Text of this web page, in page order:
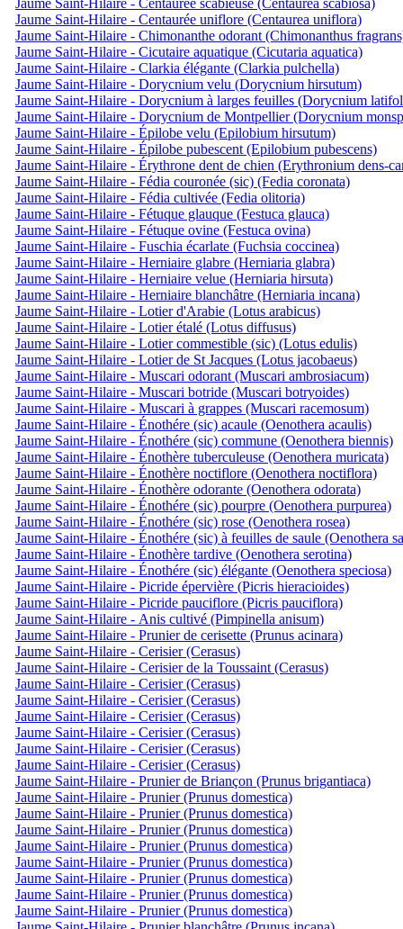
Jaume Saint-Hilaire - Centaurée uniflore (Centaurea uniflora)
Jaume Saint-Hilaire - Chimonanthe odorant (Chimonanthus
Jaume Saint-Hilaire - Cicutaire aquatique (Cicutaria aquatica)
Jaume Saint-Hilaire - Clarkia élégante (Clarkia pulchella)
Jaume Saint-Hilaire - Dorycnium velu (Dorycnium hirsutum)
Jaume Saint-Hilaire - Dorycnium à larges feuilles (Dorycnium
Jaume Saint-Hilaire - Dorycnium de Montpellier (Dorycnium
Jaume Saint-Hilaire - Épilobe velu (Epilobium hirsutum)
Jaume Saint-Hilaire - Épilobe pubescent (Epilobium pubescens)
Jaume Saint-Hilaire - Érythrone dent de chien (Erythronium dens-
Jaume Saint-Hilaire - Fédia couronée (sic) (Fedia coronata)
Jaume Saint-Hilaire - Fédia cultivée (Fedia olitoria)
Jaume Saint-Hilaire - Fétuque glauque (Festuca glauca)
Jaume Saint-Hilaire - Fétuque ovine (Festuca ovina)
Jaume Saint-Hilaire - Fuschia écarlate (Fuchsia coccinea)
Jaume Saint-Hilaire - Herniaire glabre (Herniaria glabra)
Jaume Saint-Hilaire - Herniaire velue (Herniaria hirsuta)
Jaume Saint-Hilaire - Herniaire blanchâtre (Herniaria incana)
Jaume Saint-Hilaire - Lotier d'Arabie (Lotus arabicus)
Jaume Saint-Hilaire - Lotier étalé (Lotus diffusus)
Jaume Saint-Hilaire - Lotier commestible (sic) (Lotus edulis)
Jaume Saint-Hilaire - Lotier de St Jacques (Lotus jacobaeus)
Jaume Saint-Hilaire - Muscari odorant (Muscari ambrosiacum)
Jaume Saint-Hilaire - Muscari botride (Muscari botryoides)
Jaume Saint-Hilaire - Muscari à grappes (Muscari racemosum)
Jaume Saint-Hilaire - Énothére (sic) acaule (Oenothera acaulis)
Jaume Saint-Hilaire - Énothére (sic) commune (Oenothera biennis)
Jaume Saint-Hilaire - Énothère tuberculeuse (Oenothera muricata)
Jaume Saint-Hilaire - Énothère noctiflore (Oenothera noctiflora)
Jaume Saint-Hilaire - Énothère odorante (Oenothera odorata)
Jaume Saint-Hilaire - Énothére (sic) pourpre (Oenothera purpurea)
Jaume Saint-Hilaire - Énothére (sic) rose (Oenothera rosea)
Jaume Saint-Hilaire - Énothére (sic) à feuilles de saule (Oenothera
Jaume Saint-Hilaire - Énothère tardive (Oenothera serotina)
Jaume Saint-Hilaire - Énothére (sic) élégante (Oenothera speciosa)
Jaume Saint-Hilaire - Picride épervière (Picris hieracioides)
Jaume Saint-Hilaire - Picride pauciflore (Picris pauciflora)
Jaume Saint-Hilaire - Anis cultivé (Pimpinella anisum)
Jaume Saint-Hilaire - Prunier de cerisette (Prunus acinara)
Jaume Saint-Hilaire - Cerisier (Cerasus)
Jaume Saint-Hilaire - Cerisier de la Toussaint (Cerasus)
Jaume Saint-Hilaire - Cerisier (Cerasus)
Jaume Saint-Hilaire - Cerisier (Cerasus)
Jaume Saint-Hilaire - Cerisier (Cerasus)
Jaume Saint-Hilaire - Cerisier (Cerasus)
Jaume Saint-Hilaire - Cerisier (Cerasus)
Jaume Saint-Hilaire - Cerisier (Cerasus)
Jaume Saint-Hilaire - Prunier de Briançon (Prunus brigantiaca)
Jaume Saint-Hilaire - Prunier (Prunus domestica)
Jaume Saint-Hilaire - Prunier (Prunus domestica)
Jaume Saint-Hilaire - Prunier (Prunus domestica)
Jaume Saint-Hilaire - Prunier (Prunus domestica)
Jaume Saint-Hilaire - Prunier (Prunus domestica)
Jaume Saint-Hilaire - Prunier (Prunus domestica)
Jaume Saint-Hilaire - Prunier (Prunus domestica)
Jaume Saint-Hilaire - Prunier (Prunus domestica)